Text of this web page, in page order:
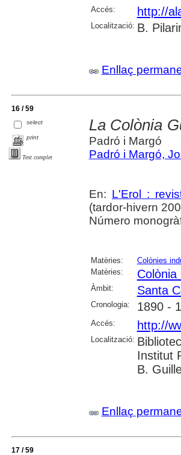
Accés: http://
Localització: B.
Enllaç
16 / 59
select
print
Text complet
La Colònia
Padró i Margó
Padró i Margó,
En: L'Erol :
(tardor-hivern
Número
Matèries: Colònies
Matèries:
Àmbit: Santa
Cronologia: 1890 -
Accés: http://
Localització:
Institut
B.
Enllaç
17 / 59